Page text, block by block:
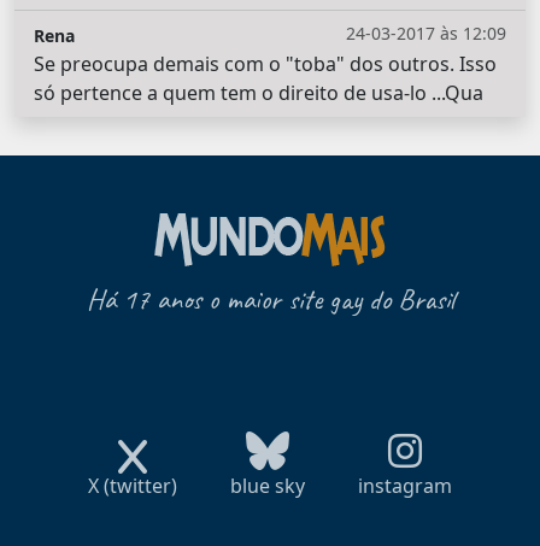
24-03-2017 às 12:09
Rena
Se preocupa demais com o "toba" dos outros. Isso
só pertence a quem tem o direito de usa-lo ...Qua
Há 17 anos o maior site gay do Brasil
X (twitter) blue sky instagram